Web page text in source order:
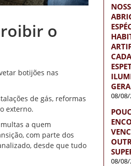
o
botijões nas
de gás, reformas
externo.
a quem
com parte dos
desde que tudo
08/08/
08/08/